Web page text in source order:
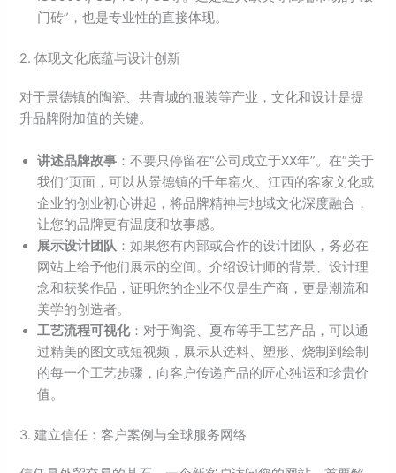
门砖”，也是专业性的直接体现。
2. 体现文化底蕴与设计创新
对于景德镇的陶瓷、共青城的服装等产业，文化和设计是提
升品牌附加值的关键。
讲述品牌故事 ：不要只停留在“公司成立于XX年”。在“关于
我们”页面，可以从景德镇的千年窑火、江西的客家文化或
企业的创业初心讲起，将品牌精神与地域文化深度融合，
让您的品牌更有温度和故事感。
展示设计团队 ：如果您有内部或合作的设计团队，务必在
网站上给予他们展示的空间。介绍设计师的背景、设计理
念和获奖作品，证明您的企业不仅是生产商，更是潮流和
美学的创造者。
工艺流程可视化：对于陶瓷、夏布等手工艺产品，可以通
过精美的图文或短视频，展示从选料、塑形、烧制到绘制
的每一个工艺步骤，向客户传递产品的匠心独运和珍贵价
值。
3. 建立信任：客户案例与全球服务网络